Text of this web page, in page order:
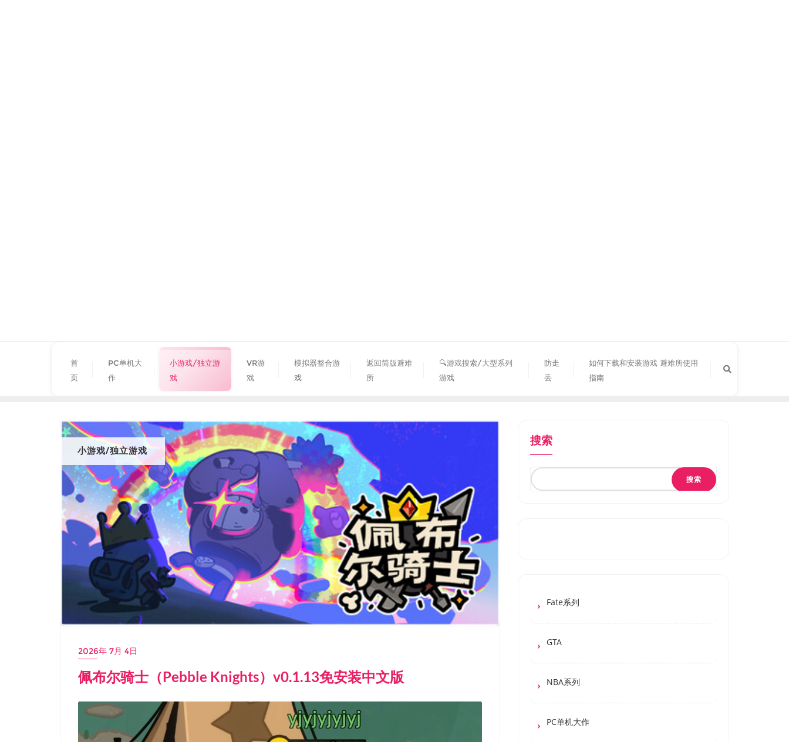
首
页
PC单机大
作
小游戏/独立游
戏
VR游
戏
模拟器整合游
戏
返回简版避难
所
🔍游戏搜索/大型系列
游戏
防走
丢
如何下载和安装游戏 避难所使用
指南
小游戏/独立游戏
2026年 7月 4日
佩布尔骑士（Pebble Knights）v0.1.13免安装中文版
搜索
搜索
Fate系列
GTA
NBA系列
PC单机大作